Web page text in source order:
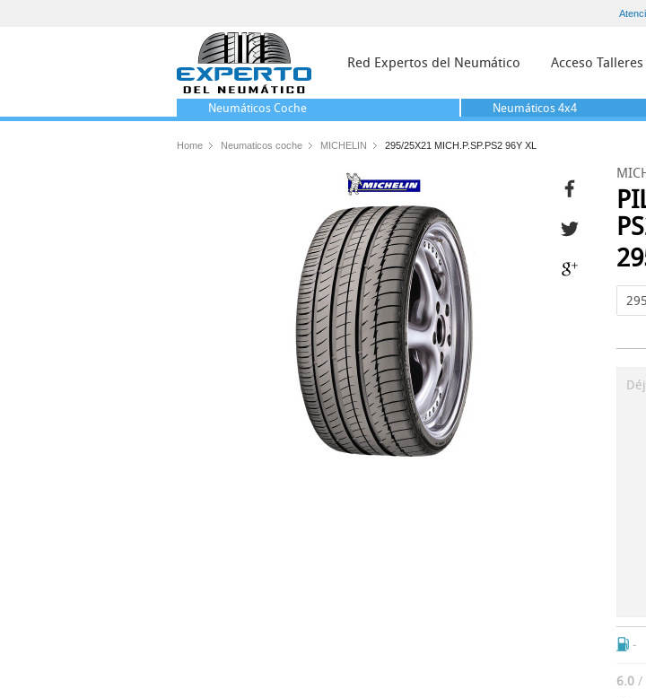
Red Expertos del Neumático Acceso Talleres
Neumáticos Coche Neumáticos 4x4
Home Neumaticos coche MICHELIN 295/25X21 MICH.P.SP.PS2 96Y XL
-
6.0 /